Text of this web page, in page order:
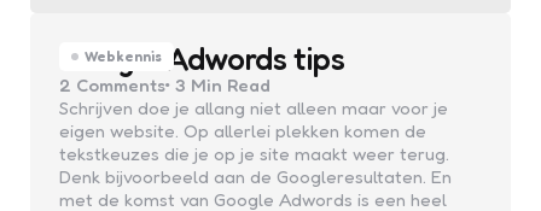
Webkennis
Google Adwords tips
2 Comments 3 Min Read
Schrijven doe je allang niet alleen maar voor je
eigen website. Op allerlei plekken komen de
tekstkeuzes die je op je site maakt weer terug.
Denk bijvoorbeeld aan de Googleresultaten. En
met de komst van Google Adwords is een heel